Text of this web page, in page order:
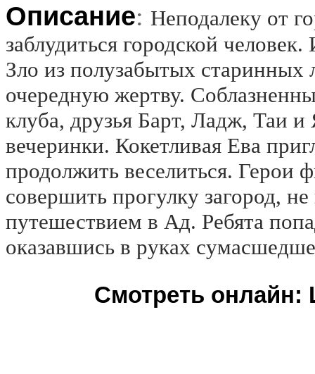
Описание: Неподалеку от
заблудиться городской
Зло из полузабытых старинных
очередную жертву.
клуба, друзья Барт, Ладж, Таи
вечеринки. Кокетливая Ева
продолжить веселиться.
совершить прогулку загород,
путешествием в Ад. Ребята
оказавшись в руках
Смотреть онлайн: